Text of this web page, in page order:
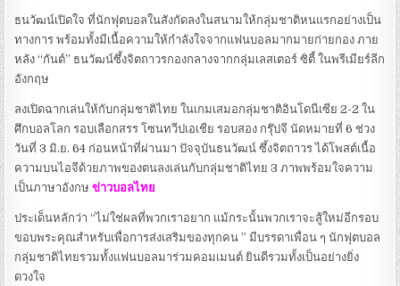
ธนวัฒน์เปิดใจ ที่นักฟุตบอลในสังกัดลงในสนามให้กลุ่มชาติหนแรกอย่างเป็น
ทางการ พร้อมทั้งมีเนื้อความให้กำลังใจจากแฟนบอลมากมายก่ายกอง ภาย
หลัง “กันต์” ธนวัฒน์ซึ้งจิตถาวรกองกลางจากกลุ่มเลสเตอร์ ซิตี้ ในพรีเมียร์ลีก
อังกฤษ
ลงเปิดฉากเล่นให้กับกลุ่มชาติไทย ในเกมเสมอกลุ่มชาติอินโดนีเซีย 2-2 ใน
ศึกบอลโลก รอบเลือกสรร โซนทวีปเอเชีย รอบสอง กรุ๊ปจี นัดหมายที่ 6 ช่วง
วันที่ 3 มิ.ย. 64 ก่อนหน้าที่ผ่านมา ปัจจุบันธนวัฒน์ ซึ้งจิตถาวร ได้โพสต์เนื้อ
ความบนไอจีด้วยภาพของตนลงเล่นกับกลุ่มชาติไทย 3 ภาพพร้อมใจความ
เป็นภาษาอังกษข่าวบอลไทย
ประเด็นหลักว่า “ไม่ใช่ผลที่พวกเราอยาก แม้กระนั้นพวกเราจะสู้ใหม่อีกรอบ
ขอบพระคุณสำหรับเพื่อการส่งเสริมของทุกคน ” มีบรรดาเพื่อน ๆ นักฟุตบอล
กลุ่มชาติไทยรวมทั้งแฟนบอลมาร่วมคอมเมนต์ ยินดีรวมทั้งเป็นอย่างยิ่ง
ดวงใจ